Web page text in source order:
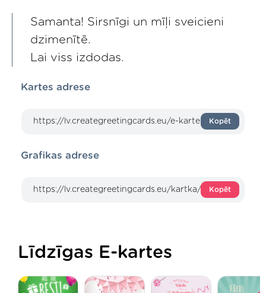
Samanta! Sirsnīgi un mīļi sveicieni
dzimenītē.
Lai viss izdodas.
Kartes adrese
Kopēt
Grafikas adrese
Kopēt
Līdzīgas E-kartes